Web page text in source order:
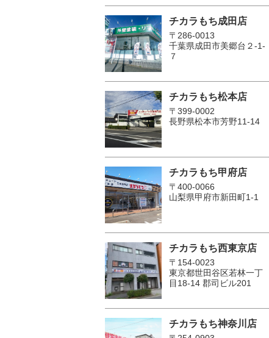
チカラもち成田店
〒286-0013
千葉県成田市美郷台２‐1‐
７
チカラもち松本店
〒399-0002
長野県松本市芳野11-14
チカラもち甲府店
〒400-0066
山梨県甲府市新田町1-1
チカラもち西東京店
〒154-0023
東京都世田谷区若林一丁
目18-14 郡司ビル201
チカラもち神奈川店